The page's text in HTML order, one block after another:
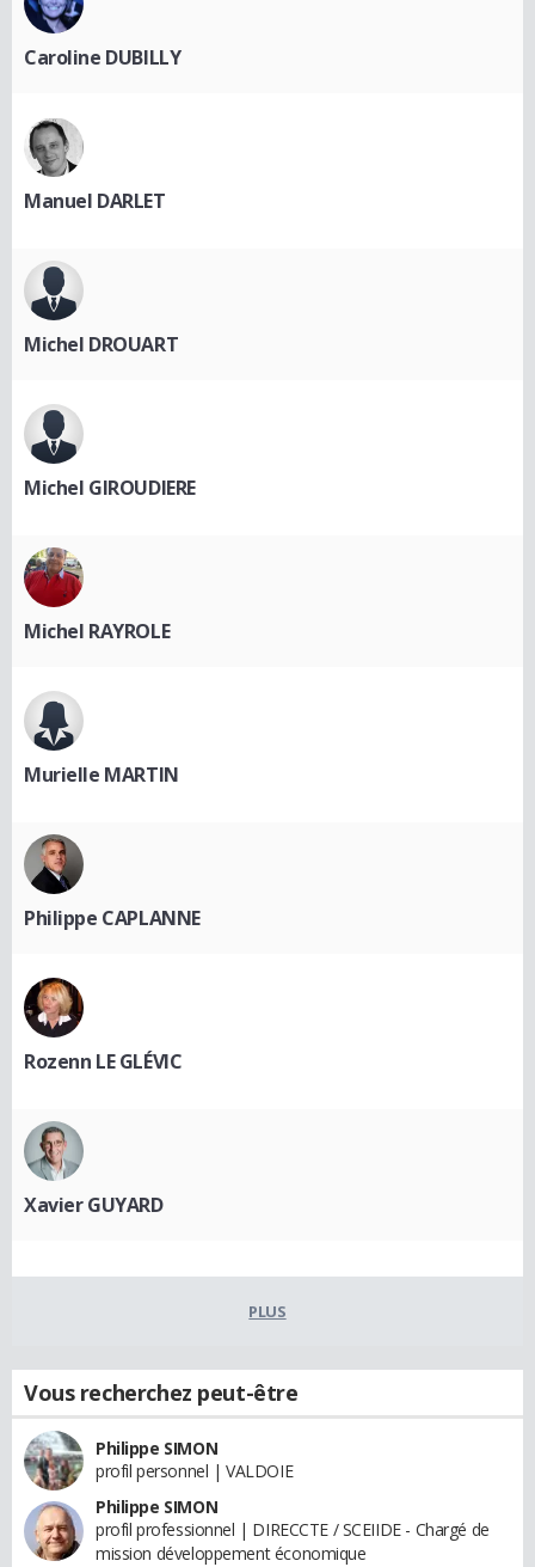
Caroline DUBILLY
Manuel DARLET
Michel DROUART
Michel GIROUDIERE
Michel RAYROLE
Murielle MARTIN
Philippe CAPLANNE
Rozenn LE GLÉVIC
Xavier GUYARD
PLUS
Vous recherchez peut-être
Philippe SIMON
profil personnel | VALDOIE
Philippe SIMON
profil professionnel | DIRECCTE / SCEIIDE - Chargé de
mission développement économique